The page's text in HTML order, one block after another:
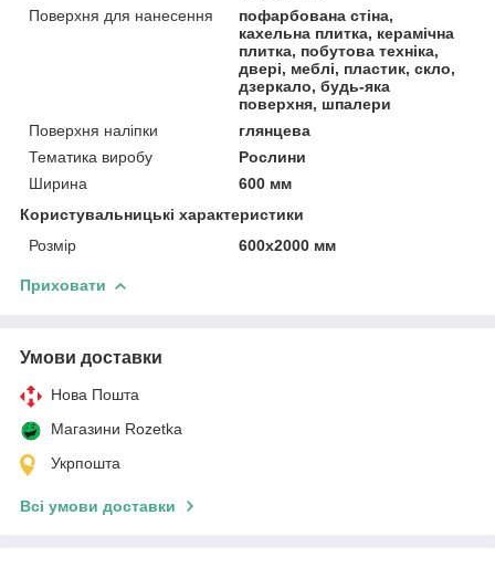
Поверхня для нанесення
пофарбована стіна,
кахельна плитка, керамічна
плитка, побутова техніка,
двері, меблі, пластик, скло,
дзеркало, будь-яка
поверхня, шпалери
Поверхня наліпки
глянцева
Тематика виробу
Рослини
Ширина
600 мм
Користувальницькі характеристики
Розмір
600х2000 мм
Приховати
Умови доставки
Нова Пошта
Магазини Rozetka
Укрпошта
Всі умови доставки